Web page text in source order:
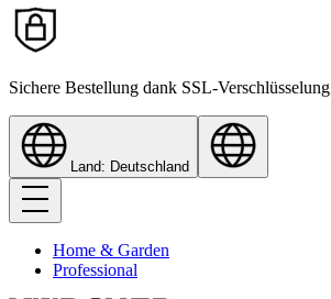
Sichere Bestellung dank SSL-Verschlüsselung
Land: Deutschland
Home & Garden
Professional